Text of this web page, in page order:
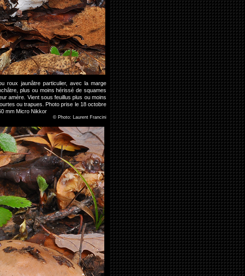
roux jaunâtre particulier, avec la marge
plus ou moins hérissé de squames
amère. Vient sous feuillus plus ou moins
ou trapues. Photo prise le 18 octobre
mm Micro Nikkor
© Photo: Laurent Francini